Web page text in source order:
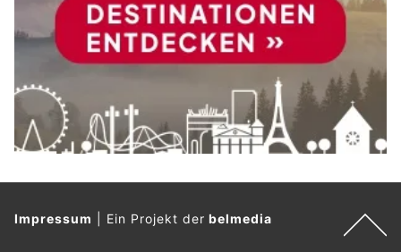
Impressum Ein Projekt derbelmedia